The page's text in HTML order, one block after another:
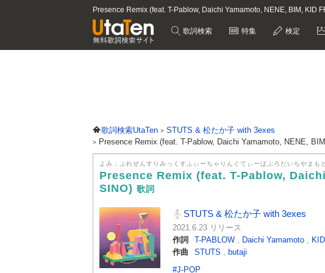
Presence Remix (feat. T-Pablow, Daichi Yamamoto, NENE, BIM, KID
歌詞検索 特集 検定
歌詞検索UtaTen
STUTS & 松たか子 with 3exes
Presence Remix (feat. T-Pablow, Daichi Yamamoto, NENE,
よみ：ぷれぜんすりみっくすふぃーちゃりんぐてぃーぱぶろだいちやまも
Presence Remix (feat. T-Pablow,
SINO) 歌詞
STUTS & 松たか子 with 3exes
2021.6.23 リリース
作詞
T-PABLOW , Daichi Yamamoto ,
作曲
STUTS , butaji
#J-POP